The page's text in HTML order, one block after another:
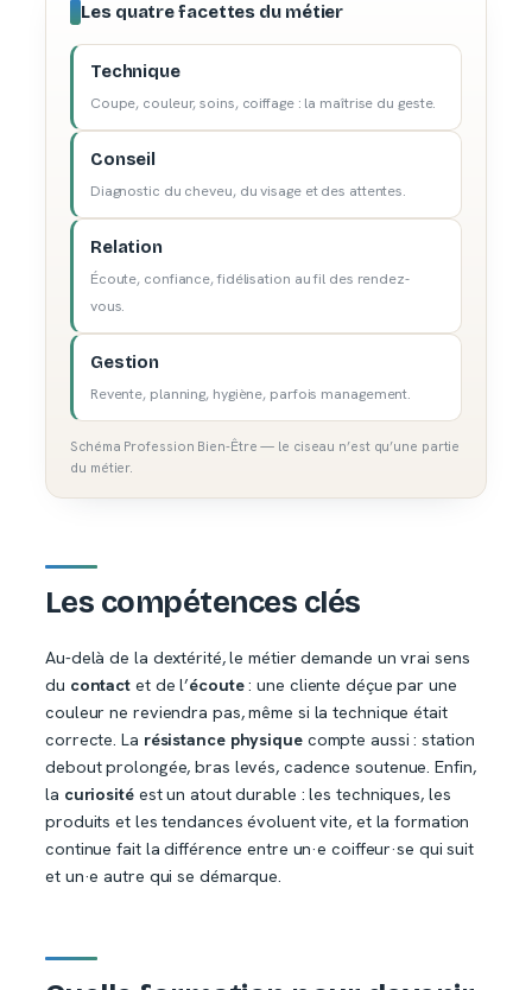
Les quatre facettes du métier
Technique
Coupe, couleur, soins, coiffage : la maîtrise du geste.
Conseil
Diagnostic du cheveu, du visage et des attentes.
Relation
Écoute, confiance, fidélisation au fil des rendez-
vous.
Gestion
Revente, planning, hygiène, parfois management.
Schéma Profession Bien-Être — le ciseau n’est qu’une partie
du métier.
Les compétences clés
Au-delà de la dextérité, le métier demande un vrai sens
du contact et de l’écoute: une cliente déçue par une
couleur ne reviendra pas, même si la technique était
correcte. La résistance physiquecompte aussi : station
debout prolongée, bras levés, cadence soutenue. Enfin,
la curiositéest un atout durable : les techniques, les
produits et les tendances évoluent vite, et la formation
continue fait la différence entre un·e coiffeur·se qui suit
et un·e autre qui se démarque.